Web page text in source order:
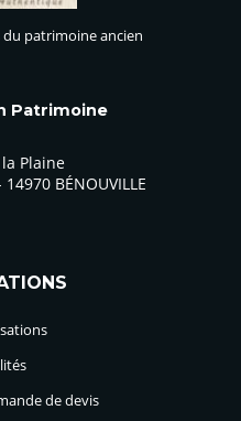
du patrimoine ancien
Patrimoine
Plaine
BÉNOUVILLE
de devis